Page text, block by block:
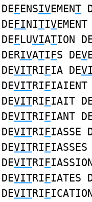
DEFENSIVEMENT
DEFINITIV
DEFLUVIATION
DERIVATIFS DEV
DEVITRIFIA DE
DEVITRIFIAIENT
DEVITRIFIAIT
DEVITRIFIANT
DEVITRIFIASSE
DEVITRIFIASSES
DEVITRIF
DEVITRIFIATES
DEVITRIF